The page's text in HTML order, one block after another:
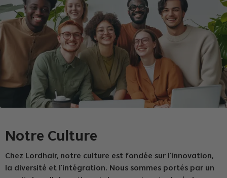
Notre Culture
Chez Lordhair, notre culture est fondée sur l'innovation,
la diversité et l'intégration. Nous sommes portés par un